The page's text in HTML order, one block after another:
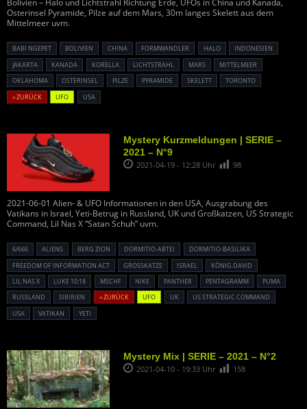
Bolivien – Halo und Lichtstrahl Richtung Erde, UFOs in China und Kanada,
Osterinsel Pyramide, Pilze auf dem Mars, 30m langes Skelett aus dem
Mittelmeer uvm.
BABI NGEPET BOLIVIEN CHINA FORMWANDLER HALO
INDONESIEN
JAKARTA
KANADA KORELLA LICHTSTRAHL MARS
MITTELMEER
OKLAHOMA
OSTERINSEL PILZE PYRAMIDE SKELETT
TORONTO
« ZURÜCK
UFO USA
Mystery Kurzmeldungen | SERIE –
2021 – N°9
2021-04-19 - 12:28 Uhr 98
2021-06-01 Alien- & UFO Informationen in den USA, Ausgrabung des
Vatikans in Israel, Yeti-Betrug in Russland, UK und Großkatzen, US Strategic
Command, Lil Nas X “Satan Schuh” uvm.
6/666 ALIENS BERG ZION DORMITIO-ABTEI
DORMITIO-BASILIKA
FREEDOM OF INFORMATION ACT
GROSSKATZE ISRAEL
KÖNIG DAVID
LIL NAS X
LUKE 10:18 MSCHF NIKE PANTHER PENTAGRAMM
PUMA
RUSSLAND
SIBIRIEN « ZURÜCK UFO UK
US STRATEGIC COMMAND
USA
VATIKAN YETI
Mystery Mix | SERIE – 2021 – N°2
2021-04-10 - 19:33 Uhr 158